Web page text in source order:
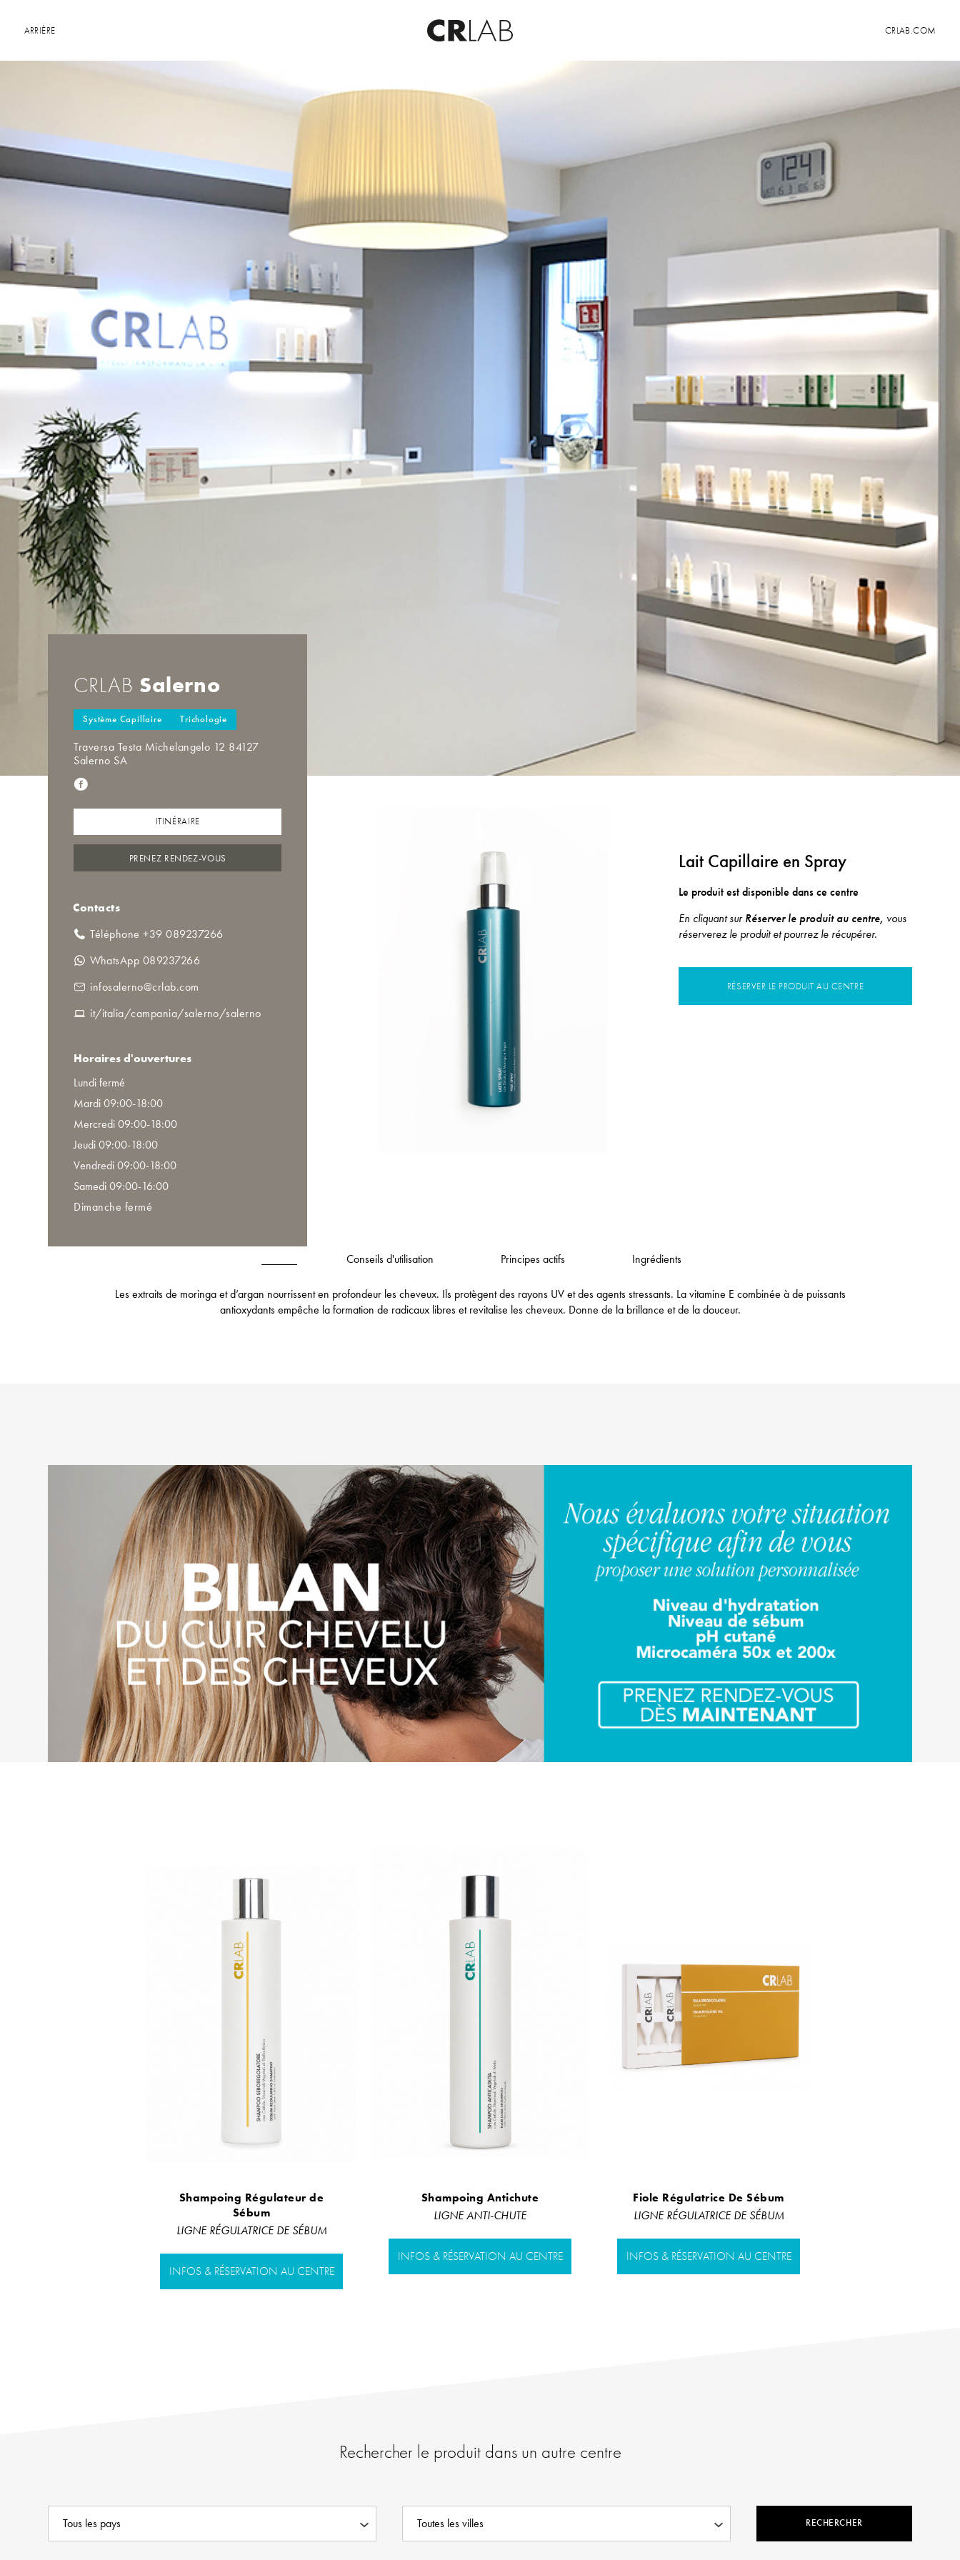
ARRIÈRE CRLAB.COM
CRLAB Salerno
Système Capillaire Trichologie
Traversa Testa Michelangelo 12 84127
Salerno SA
ITINÉRAIRE
PRENEZ RENDEZ-VOUS
Contacts
Téléphone +39 089237266
WhatsApp 089237266
infosalerno@crlab.com
it/italia/campania/salerno/salerno
Horaires d'ouvertures
Lundi fermé
Mardi 09:00-18:00
Mercredi 09:00-18:00
Jeudi 09:00-18:00
Vendredi 09:00-18:00
Samedi 09:00-16:00
Dimanche fermé
Lait Capillaire en Spray
Le produit est disponible dans ce centre
En cliquant sur Réserver le produit au centre, vous
réserverez le produit et pourrez le récupérer.
RÉSERVER LE PRODUIT AU CENTRE
Conseils d'utilisation Principes actifs Ingrédients
Les extraits de moringa et d’argan nourrissent en profondeur les cheveux. Ils protègent des rayons UV et des agents stressants. La vitamine E combinée à de puissants
antioxydants empêche la formation de radicaux libres et revitalise les cheveux. Donne de la brillance et de la douceur.
Shampoing Régulateur de
Sébum
LIGNE RÉGULATRICE DE SÉBUM
INFOS & RÉSERVATION AU CENTRE
Shampoing Antichute
LIGNE ANTI-CHUTE
INFOS & RÉSERVATION AU CENTRE
Fiole Régulatrice De Sébum
LIGNE RÉGULATRICE DE SÉBUM
INFOS & RÉSERVATION AU CENTRE
Rechercher le produit dans un autre centre
RECHERCHER